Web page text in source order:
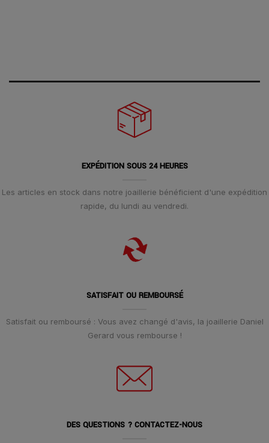
EXPÉDITION SOUS 24 HEURES
Les articles en stock dans notre joaillerie bénéficient d'une expédition
rapide, du lundi au vendredi.
SATISFAIT OU REMBOURSÉ
Satisfait ou remboursé : Vous avez changé d'avis, la joaillerie Daniel
Gerard vous rembourse !
DES QUESTIONS ? CONTACTEZ-NOUS